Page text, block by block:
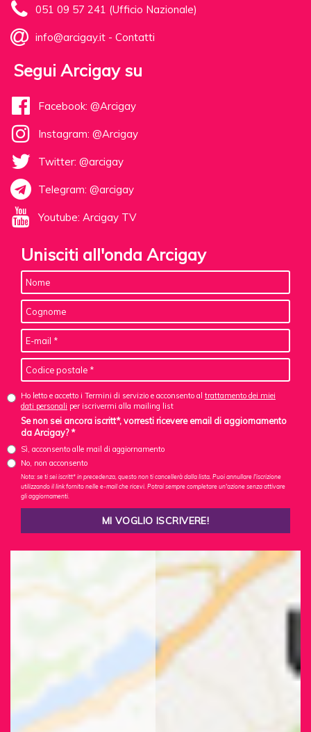
051 09 57 241 (Ufficio Nazionale)
info@arcigay.it - Contatti
Segui Arcigay su
Facebook: @Arcigay
Instagram: @Arcigay
Twitter: @arcigay
Telegram: @arcigay
Youtube: Arcigay TV
Unisciti all'onda Arcigay
Ho letto e accetto i Termini di servizio e acconsento al trattamento dei miei
dati personali per iscrivermi alla mailing list
Se non sei ancora iscritt*, vorresti ricevere email di aggiornamento
da Arcigay? *
Sì, acconsento alle mail di aggiornamento
No, non acconsento
Nota: se ti sei iscritt* in precedenza, questo non ti cancellerà dalla lista. Puoi annullare l'iscrizione
utilizzando il link fornito nelle e-mail che ricevi. Potrai sempre completare un'azione senza attivare
gli aggiornamenti.